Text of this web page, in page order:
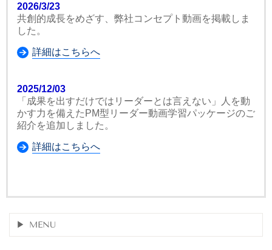
2026/3/23
共創的成長をめざす、弊社コンセプト動画を掲載しま
した。
詳細はこちらへ
2025/12/03
「成果を出すだけではリーダーとは言えない」人を動
かす力を備えたPM型リーダー動画学習パッケージのご
紹介を追加しました。
詳細はこちらへ
MENU